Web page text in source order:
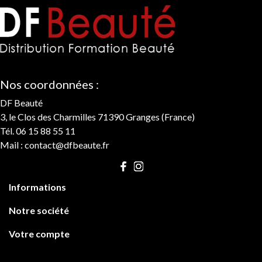
Nos coordonnées :
DF Beauté
3, le Clos des Charmilles 71390 Granges (France)
Tél. 06 15 88 55 11
Mail : contact@dfbeaute.fr
Informations
Notre société
Votre compte